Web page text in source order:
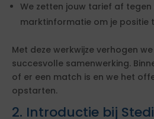
We zetten jouw tarief af
marktinformatie om je positie
Met deze werkwijze verhogen
succesvolle samenwerking.
of er een match is en we het
opstarten.
2. Introductie bij